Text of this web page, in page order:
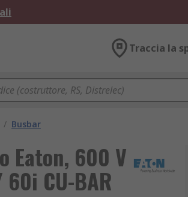
Traccia la
/ Busbar
Eaton, 600 V
60i CU-BAR